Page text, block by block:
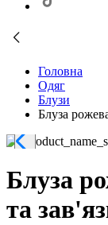
Головна
Одяг
Блузи
Блуза
Блуза
та